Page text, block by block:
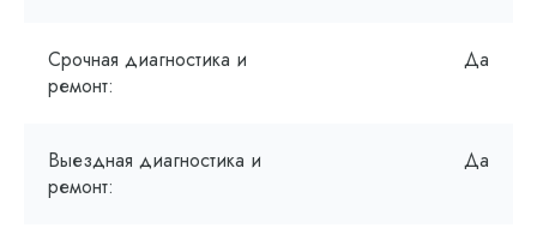
Срочная диагностика и
ремонт:
Да
Выездная диагностика и
ремонт:
Да